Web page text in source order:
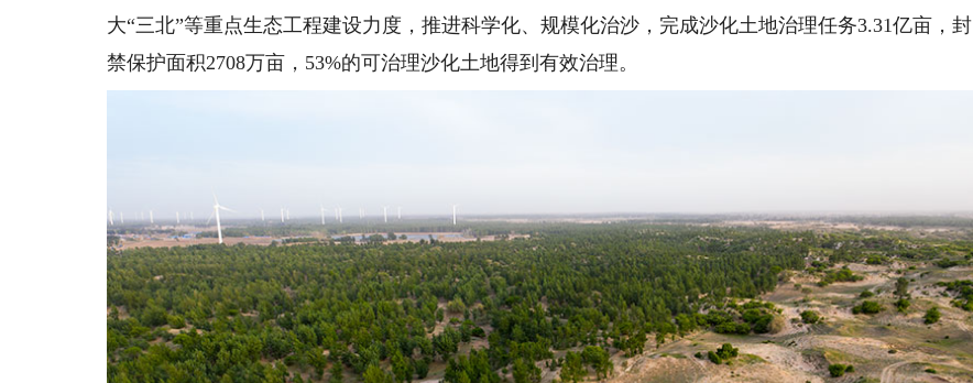
大“三北”等重点生态工程建设力度，推进科学化、规模化治沙，完成沙化土地治理任务3.31亿亩，封
禁保护面积2708万亩，53%的可治理沙化土地得到有效治理。